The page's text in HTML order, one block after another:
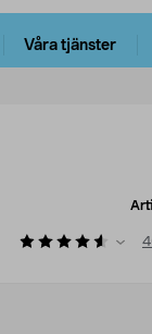
Våra tjänster